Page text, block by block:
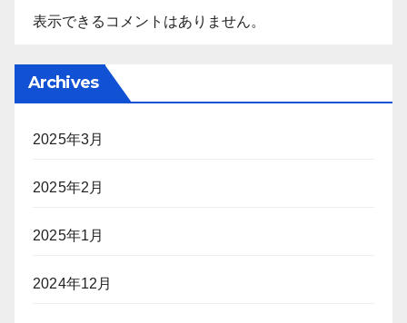
表示できるコメントはありません。
Archives
2025年3月
2025年2月
2025年1月
2024年12月